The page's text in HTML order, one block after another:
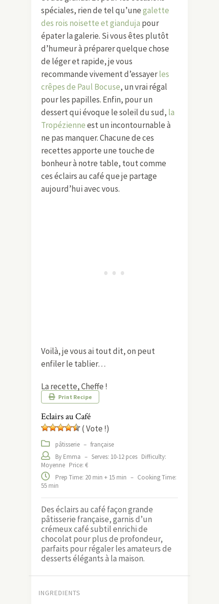
spéciales, rien de tel qu’unegalette
des rois noisette et gianduja pour
épater la galerie. Si vous êtes plutôt
d’humeur à préparer quelque chose
de léger et rapide, je vous
recommande vivement d’essayerles
crêpes de Paul Bocuse, un vrai régal
pour les papilles. Enfin, pour un
dessert qui évoque le soleil du sud, la
Tropézienneest un incontournable à
ne pas manquer. Chacune de ces
recettes apporte une touche de
bonheur à notre table, tout comme
ces éclairs au café que je partage
aujourd’hui avec vous.
Voilà, je vous ai tout dit, on peut
enfiler le tablier…
La recette, Cheffe !
Print Recipe
Eclairs au Café
( Vote !)
pâtisserie – française
By Emma – Serves: 10-12 pces Difficulty:
Moyenne Price: €
Prep Time: 20 min + 15 min – Cooking Time:
55 min
Des éclairs au café façon grande
pâtisserie française, garnis d’un
crémeux café subtil enrichi de
chocolat pour plus de profondeur,
parfaits pour régaler les amateurs de
desserts élégants à la maison.
INGREDIENTS